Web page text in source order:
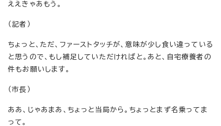
ええきゃあもう。
（記者）
ちょっと、ただ、ファーストタッチが、意味が少し食い違っている
と思うので、もし補足していただければと。あと、自宅療養者の
件もお願いします。
（市長）
ああ、じゃあまあ、ちょっと当局から。ちょっとまず名乗ってま
って。